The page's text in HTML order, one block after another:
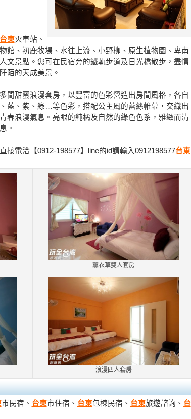
台東火車站、
館、初鹿牧場、水往上流、小野柳、原生植物園、卑南
文景點。您可在民宿旁的鐵軌步道及日光橋散步，盡情
陌的天成美景。
間甜蜜浪漫套房，以豐富的色彩營造出房間風格，各自
藍、紫、綠…等色彩，搭配公主風的蕾絲帷幕，交織出
春浪漫氣息。亮眼的純橘及自然的綠色色系，雅緻而清
。
接電洽【0912-198577】line的id請輸入0912198577台東
薰衣草雙人套房
浪漫四人套房
市民宿、 台東市住宿、 台東包棟民宿、 台東旅遊諮詢、 台